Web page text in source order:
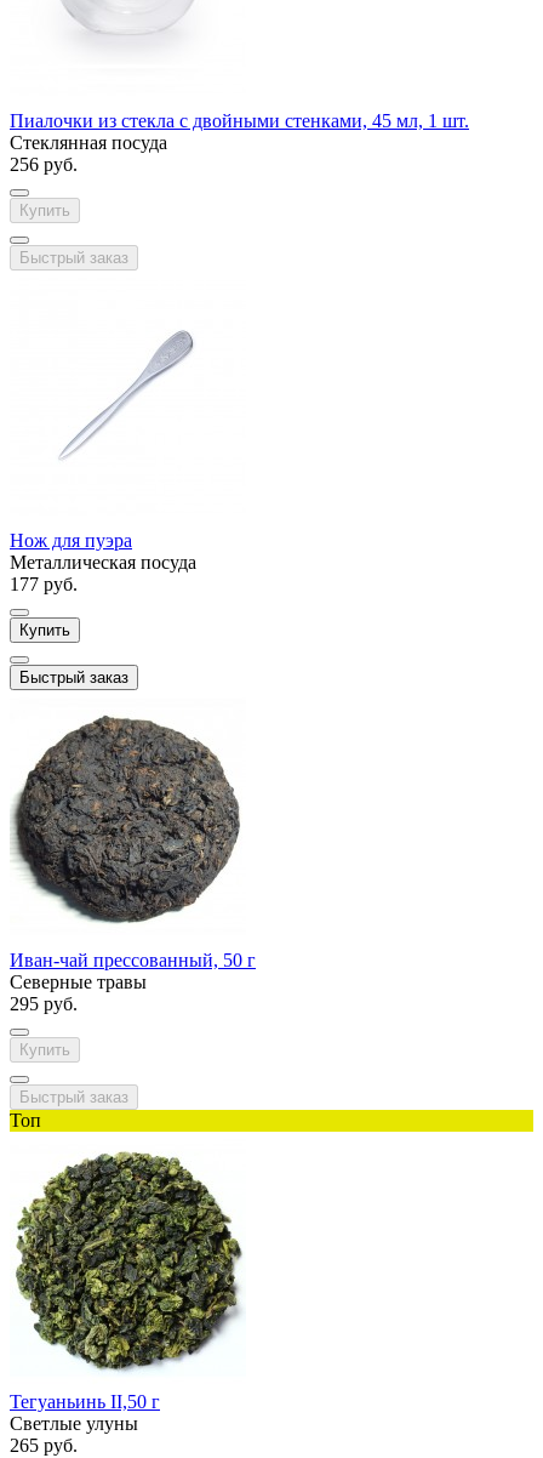
Пиалочки из стекла с двойными стенками, 45 мл, 1 шт.
Стеклянная посуда
256 руб.
Купить
Быстрый заказ
Нож для пуэра
Металлическая посуда
177 руб.
Купить
Быстрый заказ
Иван-чай прессованный, 50 г
Северные травы
295 руб.
Купить
Быстрый заказ
Топ
Тегуаньинь II,50 г
Светлые улуны
265 руб.